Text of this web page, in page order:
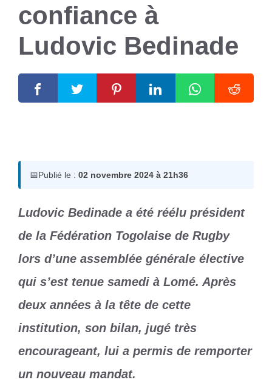
confiance à
Ludovic Bedinade
📅Publié le : 02 novembre 2024 à 21h36
Ludovic Bedinade a été réélu président
de la Fédération Togolaise de Rugby
lors d’une assemblée générale élective
qui s’est tenue samedi à Lomé. Après
deux années à la tête de cette
institution, son bilan, jugé très
encourageant, lui a permis de remporter
un nouveau mandat.